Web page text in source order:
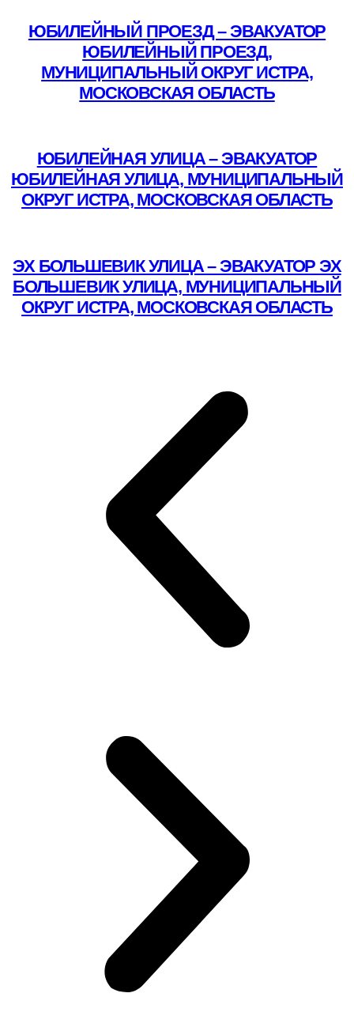
ЮБИЛЕЙНЫЙ ПРОЕЗД – ЭВАКУАТОР
ЮБИЛЕЙНЫЙ ПРОЕЗД,
МУНИЦИПАЛЬНЫЙ ОКРУГ ИСТРА,
МОСКОВСКАЯ ОБЛАСТЬ
ЮБИЛЕЙНАЯ УЛИЦА – ЭВАКУАТОР
ЮБИЛЕЙНАЯ УЛИЦА, МУНИЦИПАЛЬНЫЙ
ОКРУГ ИСТРА, МОСКОВСКАЯ ОБЛАСТЬ
ЭХ БОЛЬШЕВИК УЛИЦА – ЭВАКУАТОР ЭХ
БОЛЬШЕВИК УЛИЦА, МУНИЦИПАЛЬНЫЙ
ОКРУГ ИСТРА, МОСКОВСКАЯ ОБЛАСТЬ